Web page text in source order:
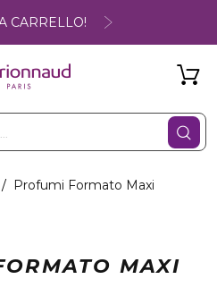
CARRELLO!
Profumi Formato Maxi
MAXI